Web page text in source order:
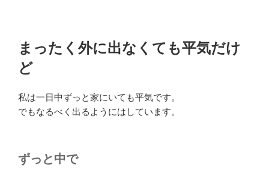
まったく外に出なくても平気だけ
ど
私は一日中ずっと家にいても平気です。
でもなるべく出るようにはしています。
ずっと中で